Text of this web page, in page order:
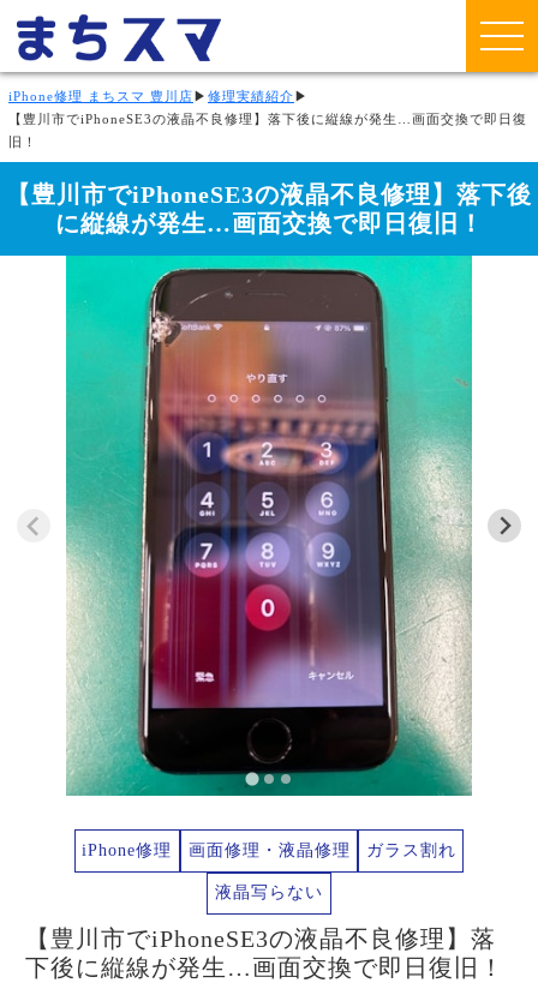
iPhone修理 まちスマ 豊川店 ▶ 修理実績紹介 ▶
【豊川市でiPhoneSE3の液晶不良修理】落下後に縦線が発生…画面交換で即日復
旧！
【豊川市でiPhoneSE3の液晶不良修理】落下後
に縦線が発生…画面交換で即日復旧！
iPhone修理 画面修理・液晶修理 ガラス割れ
液晶写らない
【豊川市でiPhoneSE3の液晶不良修理】落
下後に縦線が発生…画面交換で即日復旧！